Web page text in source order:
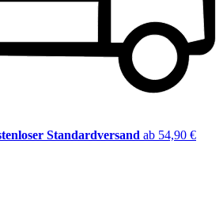
Standardversand ab 54,90 €